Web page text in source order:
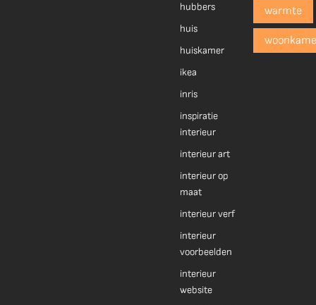
hubbers
huis
huiskamer
ikea
inris
inspiratie
interieur
interieur art
interieur op
maat
interieur verf
interieur
voorbeelden
interieur
website
warmte